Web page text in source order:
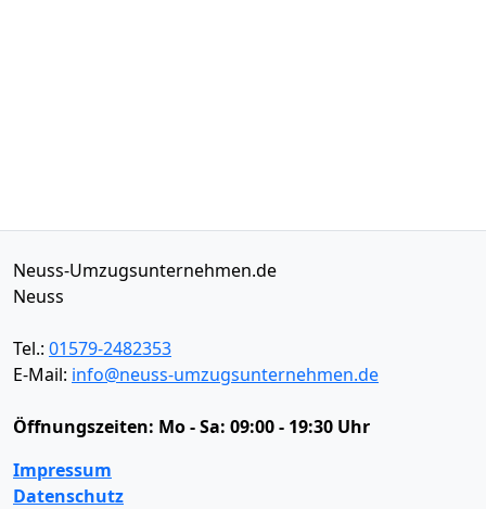
Neuss-Umzugsunternehmen.de
Neuss
Tel.: 01579-2482353
E-Mail: info@neuss-umzugsunternehmen.de
Öffnungszeiten: Mo - Sa: 09:00 - 19:30 Uhr
Impressum
Datenschutz